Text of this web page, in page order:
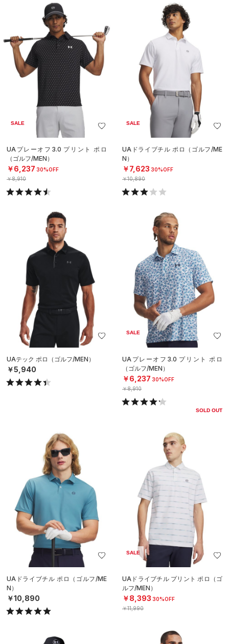
SALE
UAプレーオフ3.0 プリント ポロ
（ゴルフ/MEN）
￥6,237 30%OFF
￥8,910
SALE
UAドライブチル ポロ（ゴルフ/ME
N）
￥7,623 30%OFF
￥10,890
UAテック ポロ（ゴルフ/MEN）
￥5,940
SALE
UAプレーオフ3.0 プリント ポロ
（ゴルフ/MEN）
￥6,237 30%OFF
￥8,910
SOLD OUT
UAドライブチル ポロ（ゴルフ/ME
N）
￥10,890
SALE
UAドライブチル プリント ポロ（ゴ
ルフ/MEN）
￥8,393 30%OFF
￥11,990